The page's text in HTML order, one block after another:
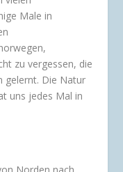
Male in
zu vergessen, die
gelernt. Die Natur
uns jedes Mal in
Norden nach